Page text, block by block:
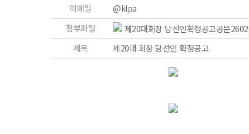
이메일
@klpa
첨부파일
제20대회장 당선인확정공고공문
제목
제20대 회장 당선인 확정공고